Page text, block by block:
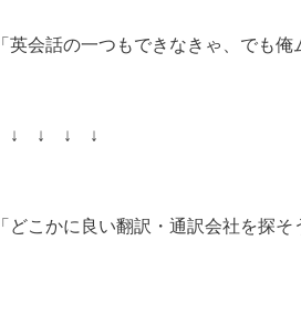
「英会話の一つもできなきゃ、でも俺
↓ ↓ ↓ ↓
「どこかに良い翻訳・通訳会社を探そ